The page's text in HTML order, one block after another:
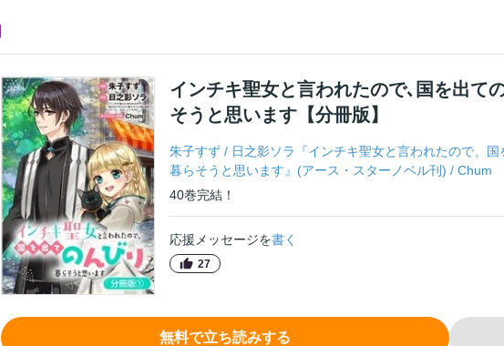
インチキ聖女と言われたので､国を出て
そうと思います【分冊版】
朱子すず / 日之影ソラ『インチキ聖女と言われたので、
暮らそうと思います』(アース・スターノベル刊) / Chum
40巻完結！
応援メッセージを書く
27
無料で立ち読みする